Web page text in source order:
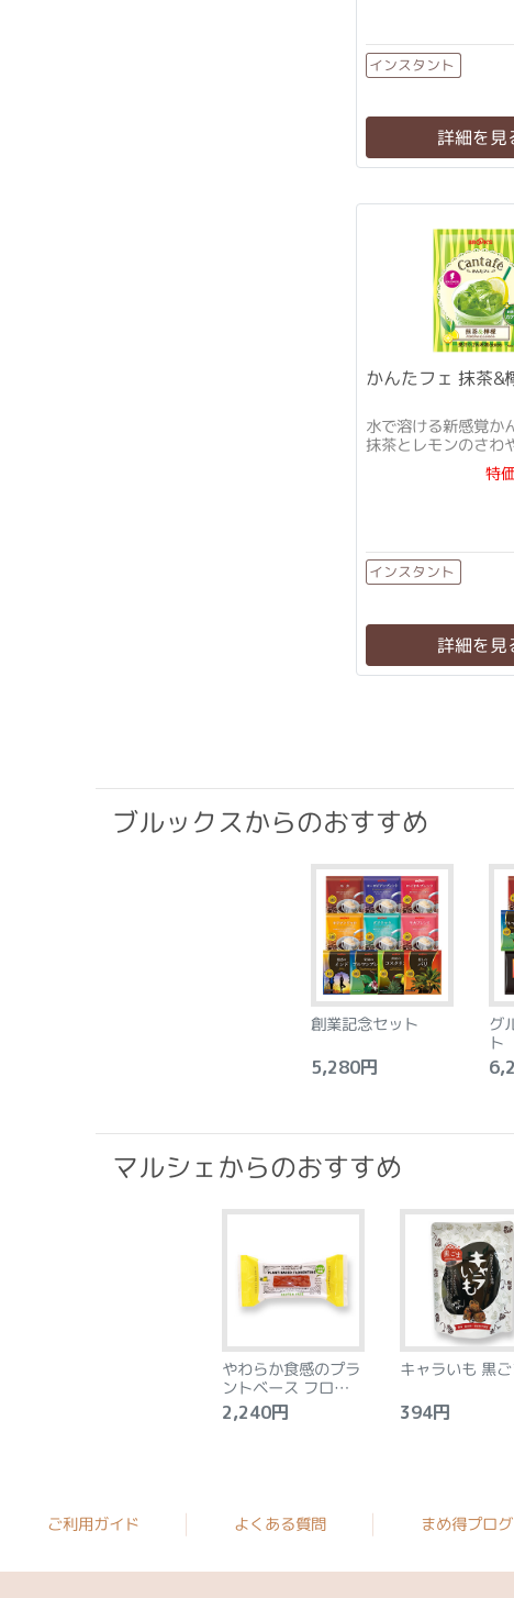
インスタント
詳細を見
かんたフェ 抹茶&
水で溶ける新感覚か
抹茶とレモンのさわ
特
インスタント
詳細を見
ブルックスからのおすすめ
創業記念セット
5,280円
グ
ト
マルシェからのおすすめ
やわらか食感のプラ
ントベース フロラン
タン アーモンド&レ
モン 8個
2,240円
キャラいも 黒
394円
ご利用ガイド よくある質問 まめ得プロ